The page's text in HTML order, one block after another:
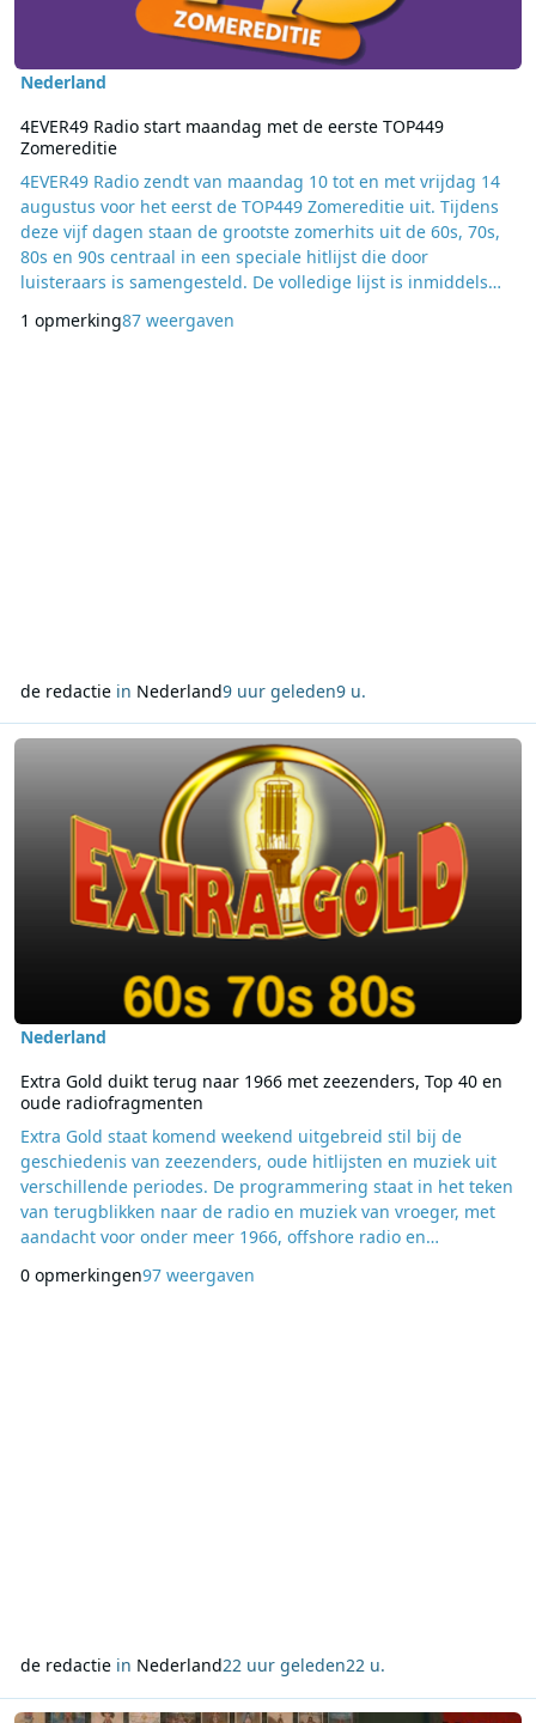
Nederland
4EVER49 Radio start maandag met de eerste TOP449
Zomereditie
4EVER49 Radio zendt van maandag 10 tot en met vrijdag 14
augustus voor het eerst de TOP449 Zomereditie uit. Tijdens
deze vijf dagen staan de grootste zomerhits uit de 60s, 70s,
80s en 90s centraal in een speciale hitlijst die door
luisteraars is samengesteld. De volledige lijst is inmiddels
Luisteraars kunnen tot en met donderdag 13 augustus om
1 opmerking87 weergaven
de redactiein Nederland9 uur geleden9 u.
Lees meer over Extra Gold duikt terug naar 1966 met
Nederland
Extra Gold duikt terug naar 1966 met zeezenders, Top 40 en
oude radiofragmenten
Extra Gold staat komend weekend uitgebreid stil bij de
geschiedenis van zeezenders, oude hitlijsten en muziek uit
verschillende periodes. De programmering staat in het teken
van terugblikken naar de radio en muziek van vroeger, met
aandacht voor onder meer 1966, offshore radio en
dag met een zeezenderuur van 09:00 tot 10:00 uur. Deze
0 opmerkingen97 weergaven
de redactiein Nederland22 uur geleden22 u.
Lees meer over Beeld & Geluid geeft nationale muziekcollectie